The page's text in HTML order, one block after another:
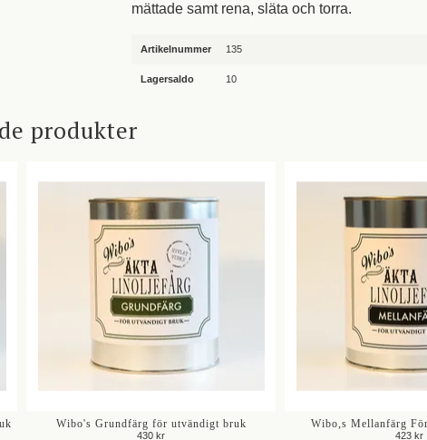
mättade samt rena, släta och torra.
Artikelnummer 135
Lagersaldo 10
produkter
Wibo's Grundfärg för utvändigt bruk
430 kr
Wibo,s Mellanfärg
423 kr